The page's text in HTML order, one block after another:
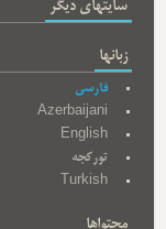
سایتهای دیگر
زبانها
فارسی
Azerbaijani
English
تورکجه
Turkish
محتواها